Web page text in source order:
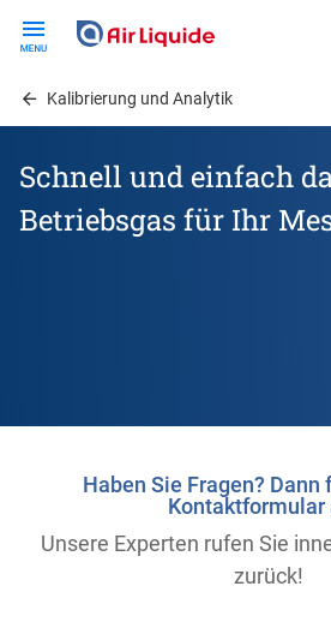
contentKalibrierung und Analytik
Schnell und einfach
Betriebsgas für Ihr
Haben Sie Fragen? Dann
Kontaktformular
Unsere Experten rufen Sie
zurück!